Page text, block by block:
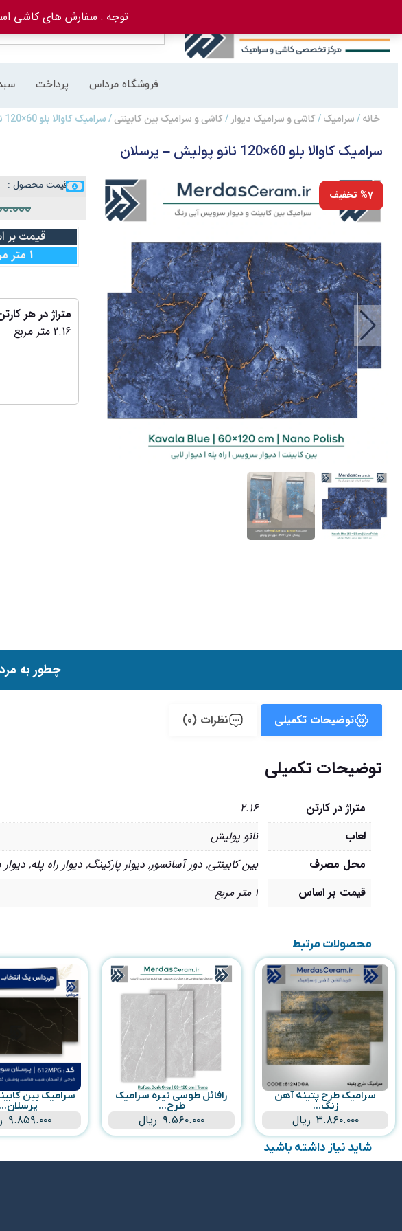
توجه : سفارش های کاشی استخری بالای 120 متر،
فروشگاه مرداس پرداخت
خانه/سرامیک/کاشی و سرامیک دیوار /کاشی و سرامیک بین کابینتی/ سرامیک کاوالا بلو 60×120 نانو پولیش – پرسلان
سرامیک کاوالا بلو 60×120 نانو پولیش – پرسلان
%7 تخفیف
قیمت محصول :
قیمت بر
1 متر مربع
متراژ در هر
2.16 متر مربع
چطور به
توضیحات تکمیلی نظرات (0)
توضیحات تکمیلی
متراژ در کارتن
2.16
لعاب
نانو پولیش
محل مصرف
بین کابینتی, دور آسانسور, دیوار پارکینگ, دیوار راه پله,
قیمت بر اساس
1 متر مربع
محصولات مرتبط
سرامیک طرح پتینه آهن
زنگ...
۳.۸۶۰.۰۰۰ ریال
رافائل طوسی تیره سرامیک
طرح...
۹.۵۶۰.۰۰۰ ریال
سرامیک بین
پرسلان...
۹.۸۵۹.۰۰۰
شاید نیاز داشته باشید